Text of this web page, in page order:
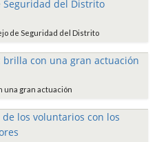
de Seguridad del Distrito
una gran actuación